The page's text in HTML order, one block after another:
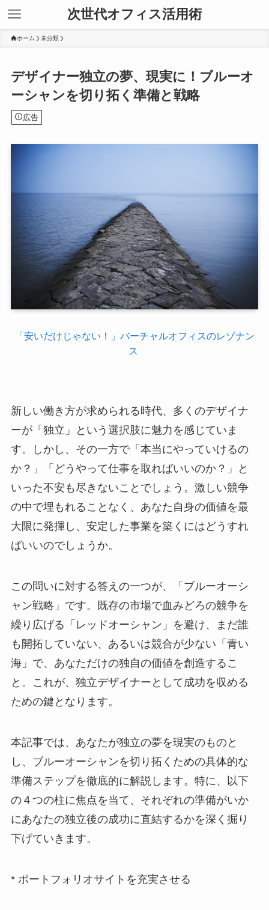
次世代オフィス活用術
ホーム 未分類
デザイナー独立の夢、現実に！ブルーオ
ーシャンを切り拓く準備と戦略
広告
「安いだけじゃない！」バーチャルオフィスのレゾナン
ス
新しい働き方が求められる時代、多くのデザイナ
ーが「独立」という選択肢に魅力を感じていま
す。しかし、その一方で「本当にやっていけるの
か？」「どうやって仕事を取ればいいのか？」と
いった不安も尽きないことでしょう。激しい競争
の中で埋もれることなく、あなた自身の価値を最
大限に発揮し、安定した事業を築くにはどうすれ
ばいいのでしょうか。
この問いに対する答えの一つが、「ブルーオーシ
ャン戦略」です。既存の市場で血みどろの競争を
繰り広げる「レッドオーシャン」を避け、まだ誰
も開拓していない、あるいは競合が少ない「青い
海」で、あなただけの独自の価値を創造するこ
と。これが、独立デザイナーとして成功を収める
ための鍵となります。
本記事では、あなたが独立の夢を現実のものと
し、ブルーオーシャンを切り拓くための具体的な
準備ステップを徹底的に解説します。特に、以下
の４つの柱に焦点を当て、それぞれの準備がいか
にあなたの独立後の成功に直結するかを深く掘り
下げていきます。
* ポートフォリオサイトを充実させる